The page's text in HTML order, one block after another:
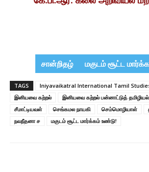
சான்றிதழ் மகுடம் சூட்ட
TAGS
Iniyavaikatral International Tamil
இனியவை கற்றல்
இனியவை கற்றல் பன்னாட்டுத்
சீமாட்டியவள்
செங்கமல நாயகி செம்மொழியாள்
நவநீதனா ச
மகுடம் சூட்ட மார்க்கம் உண்டு!